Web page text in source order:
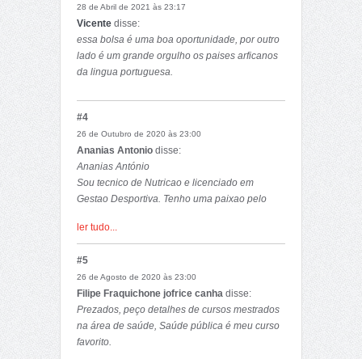
do meu pais
28 de Abril de 2021 às 23:17
Vicente disse:
essa bolsa é uma boa oportunidade, por outro
lado é um grande orgulho os paises arficanos
da lingua portuguesa.
#4
26 de Outubro de 2020 às 23:00
Ananias Antonio disse:
Ananias António
Sou tecnico de Nutricao e licenciado em
Gestao Desportiva. Tenho uma paixao pelo
posteriormente me especializar em Nutricao,
porque acho que doutado de ferramentas
fornecidas por este curso, melhor contribuirei
para a melhoria da qualidade de saude no
nosso pais.
O meu apreço....
Att,
ler tudo...
#5
26 de Agosto de 2020 às 23:00
Filipe Fraquichone jofrice canha disse:
Prezados, peço detalhes de cursos mestrados
na área de saúde, Saúde pública é meu curso
favorito.